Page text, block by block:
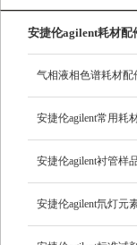
安捷伦agilent耗材配
气相液相色谱耗材配
安捷伦agilent常用耗
安捷伦agilent衬管样
安捷伦agilent氘灯元